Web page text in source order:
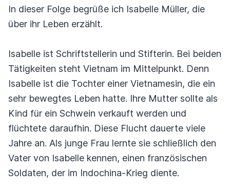
In dieser Folge begrüße ich Isabelle Müller, die
über ihr Leben erzählt.
Isabelle ist Schriftstellerin und Stifterin. Bei beiden
Tätigkeiten steht Vietnam im Mittelpunkt. Denn
Isabelle ist die Tochter einer Vietnamesin, die ein
sehr bewegtes Leben hatte. Ihre Mutter sollte als
Kind für ein Schwein verkauft werden und
flüchtete daraufhin. Diese Flucht dauerte viele
Jahre an. Als junge Frau lernte sie schließlich den
Vater von Isabelle kennen, einen französischen
Soldaten, der im Indochina-Krieg diente.